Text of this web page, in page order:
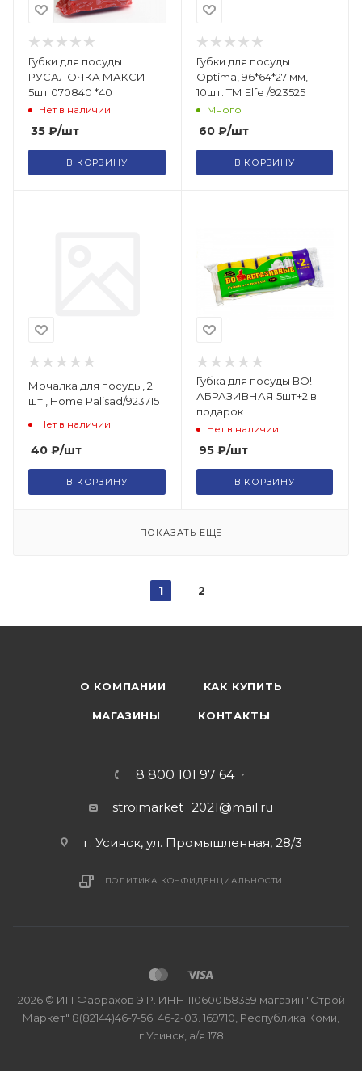
Губки для посуды
РУСАЛОЧКА МАКСИ
5шт 070840 *40
Нет в наличии
35 ₽/шт
В КОРЗИНУ
Губки для посуды
Optima, 96*64*27 мм,
10шт. ТМ Elfe /923525
Много
60₽/шт
В КОРЗИНУ
Мочалка для посуды, 2
шт., Home Palisad/923715
Нет в наличии
40 ₽/шт
В КОРЗИНУ
Губка для посуды ВО!
АБРАЗИВНАЯ 5шт+2 в
подарок
Нет в наличии
95₽/шт
В КОРЗИНУ
ПОКАЗАТЬ ЕЩЕ
1 2
О КОМПАНИИ КАК КУПИТЬ
МАГАЗИНЫ КОНТАКТЫ
8 800 101 97 64
stroimarket_2021@mail.ru
г. Усинск, ул. Промышленная, 28/3
ПОЛИТИКА КОНФИДЕНЦИАЛЬНОСТИ
2026 © ИП Фаррахов Э.Р. ИНН 110600158359 магазин "Строй
Маркет" 8(82144)46-7-56; 46-2-03. 169710, Республика Коми,
г.Усинск, а/я 178